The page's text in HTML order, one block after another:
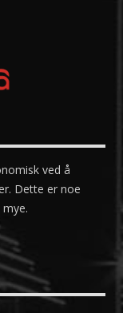
ved å
Dette er noe